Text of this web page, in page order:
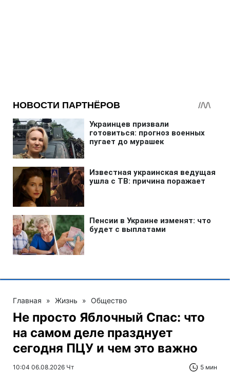
Главная » Жизнь » Общество
Не просто Яблочный Спас: что
на самом деле празднует
сегодня ПЦУ и чем это важно
10:04 06.08.2026 Чт 5 мин